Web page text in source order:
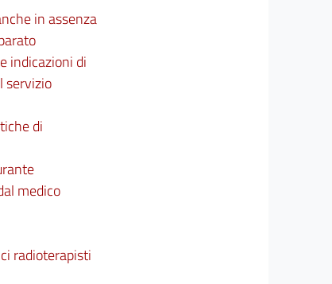
in assenza
indicazioni di
servizio
di
medico
radioterapisti